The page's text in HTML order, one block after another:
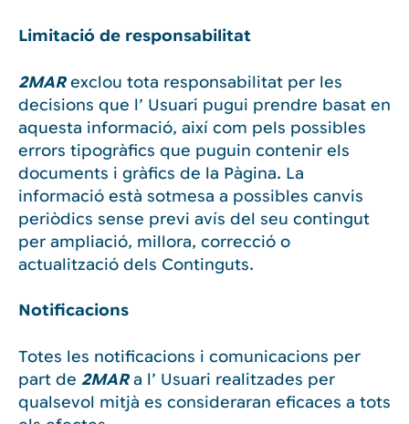
Limitació de responsabilitat
2MARexclou tota responsabilitat per les
decisions que l’ Usuari pugui prendre basat en
aquesta informació, així com pels possibles
errors tipogràfics que puguin contenir els
documents i gràfics de la Pàgina. La
informació està sotmesa a possibles canvis
periòdics sense previ avís del seu contingut
per ampliació, millora, correcció o
actualització dels Continguts.
Notificacions
Totes les notificacions i comunicacions per
part de 2MARa l’ Usuari realitzades per
qualsevol mitjà es consideraran eficaces a tots